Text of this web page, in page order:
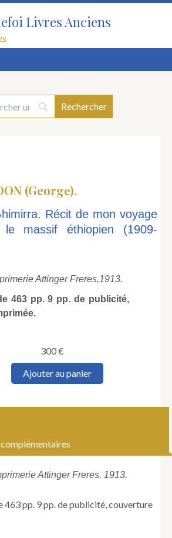
Livres Anciens
(George).
Récit de mon voyage
massif éthiopien (1909-
Attinger Freres,1913.
463 pp. 9 pp. de publicité,
300€
quantité
Ghimirra.
Récit
mon
travers
Ajouter au panier
Attinger Freres, 1913.
463 pp. 9 pp. de publicité, couverture